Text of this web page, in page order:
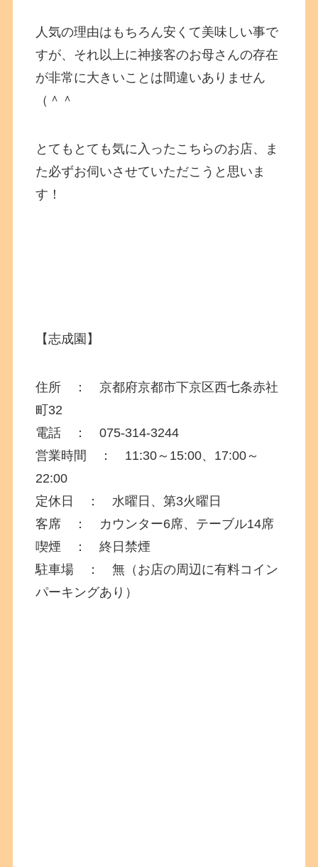
人気の理由はもちろん安くて美味しい事で
すが、それ以上に神接客のお母さんの存在
が非常に大きいことは間違いありません
（＾＾
とてもとても気に入ったこちらのお店、ま
た必ずお伺いさせていただこうと思いま
す！
【志成園】
住所 ：京都府京都市下京区西七条赤社
町32
電話 ： 075-314-3244
営業時間 ： 11:30～15:00、17:00～
22:00
定休日 ： 水曜日、第3火曜日
客席 ： カウンター6席、テーブル14席
喫煙 ： 終日禁煙
駐車場 ： 無（お店の周辺に有料コイン
パーキングあり）